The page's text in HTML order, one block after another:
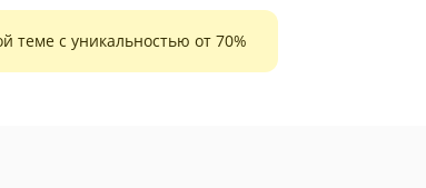
теме с уникальностью от 70%